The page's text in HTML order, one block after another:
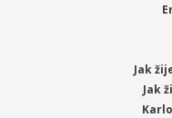
Jak
Jak